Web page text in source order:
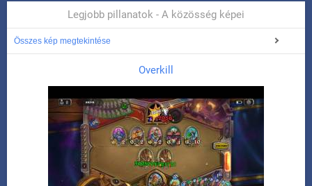
Legjobb pillanatok - A közösség képei
Összes kép megtekintése
Overkill